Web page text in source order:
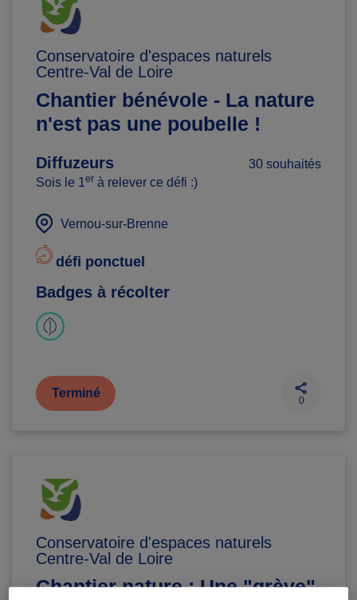
Conservatoire d'espaces naturels
Centre-Val de Loire
Chantier bénévole - La nature
n'est pas une poubelle !
Diffuzeurs
30 souhaités
Sois le 1er à relever ce défi :)
Vernou-sur-Brenne
défi ponctuel
Badges à récolter
Terminé
0
Conservatoire d'espaces naturels
Centre-Val de Loire
Chantier nature : Une "grève"